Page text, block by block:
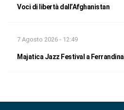
Voci di libertà dall’Afghanistan
7 Agosto 2026 - 12:49
Majatica Jazz Festival a Ferrandina